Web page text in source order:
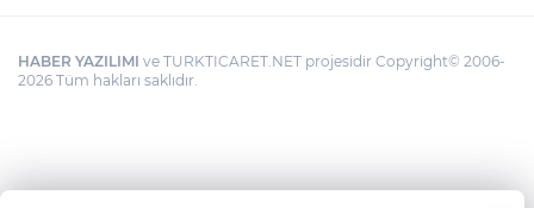
HABER YAZILIMI ve TURKTICARET.NET projesidir Copyright© 2006-
2026 Tüm hakları saklıdır.